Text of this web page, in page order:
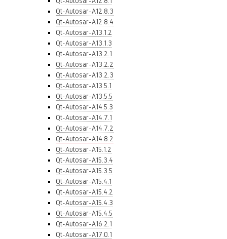
Qt-Autosar-A12.8.3
Qt-Autosar-A12.8.4
Qt-Autosar-A13.1.2
Qt-Autosar-A13.1.3
Qt-Autosar-A13.2.1
Qt-Autosar-A13.2.2
Qt-Autosar-A13.2.3
Qt-Autosar-A13.5.1
Qt-Autosar-A13.5.5
Qt-Autosar-A14.5.3
Qt-Autosar-A14.7.1
Qt-Autosar-A14.7.2
Qt-Autosar-A14.8.2
Qt-Autosar-A15.1.2
Qt-Autosar-A15.3.4
Qt-Autosar-A15.3.5
Qt-Autosar-A15.4.1
Qt-Autosar-A15.4.2
Qt-Autosar-A15.4.3
Qt-Autosar-A15.4.5
Qt-Autosar-A16.2.1
Qt-Autosar-A17.0.1